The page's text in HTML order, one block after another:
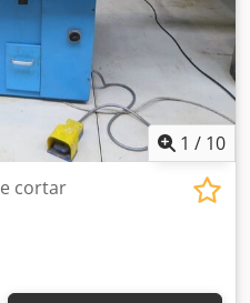
1 / 10
cortar